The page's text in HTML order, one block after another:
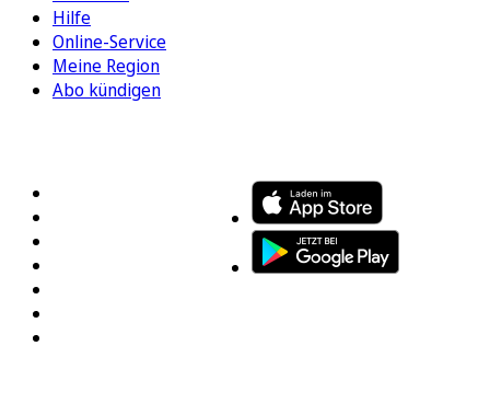
Hilfe
Online-Service
Meine Region
Abo kündigen